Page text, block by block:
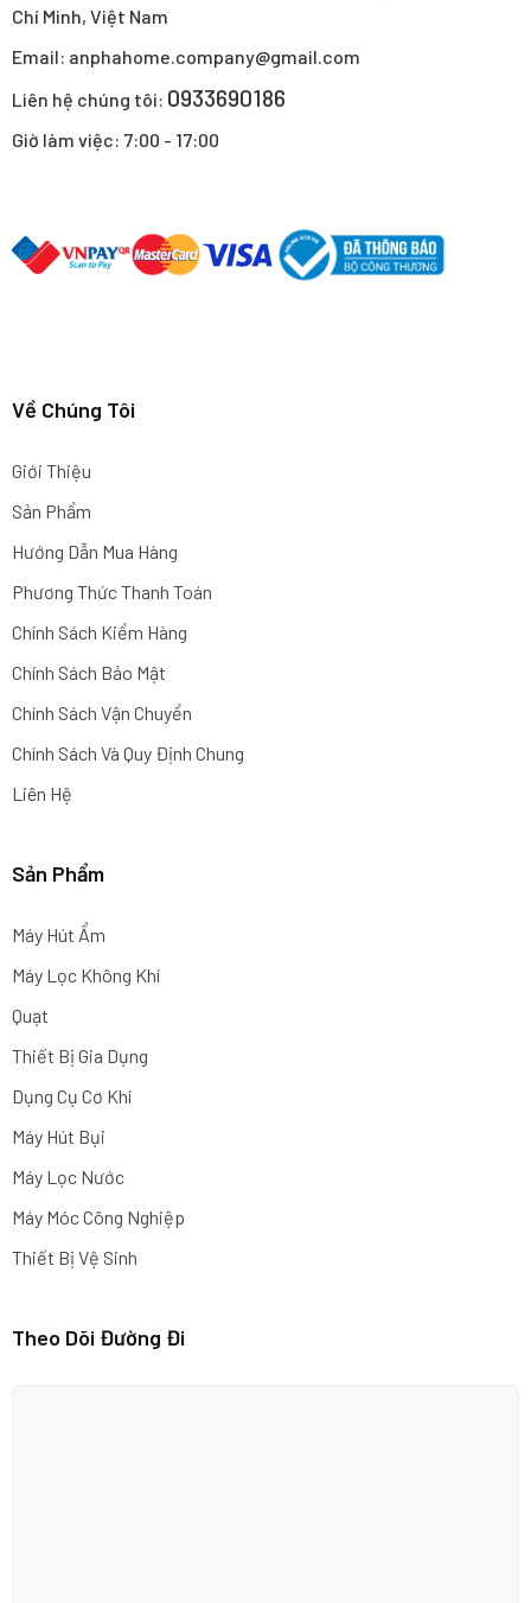
Chí Minh, Việt Nam
Email: anphahome.company@gmail.com
Liên hệ chúng tôi: 0933690186
Giờ làm việc: 7:00 - 17:00
Về Chúng Tôi
Giới Thiệu
Sản Phẩm
Hướng Dẫn Mua Hàng
Phương Thức Thanh Toán
Chính Sách Kiểm Hàng
Chính Sách Bảo Mật
Chính Sách Vận Chuyển
Chính Sách Và Quy Định Chung
Liên Hệ
Sản Phẩm
Máy Hút Ẩm
Máy Lọc Không Khí
Quạt
Thiết Bị Gia Dụng
Dụng Cụ Cơ Khí
Máy Hút Bụi
Máy Lọc Nước
Máy Móc Công Nghiệp
Thiết Bị Vệ Sinh
Theo Dõi Đường Đi